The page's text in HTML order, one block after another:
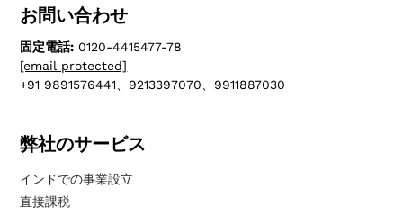
お問い合わせ
固定電話: 0120-4415477-78
[email protected]
+91 9891576441、9213397070、9911887030
弊社のサービス
インドでの事業設立
直接課税